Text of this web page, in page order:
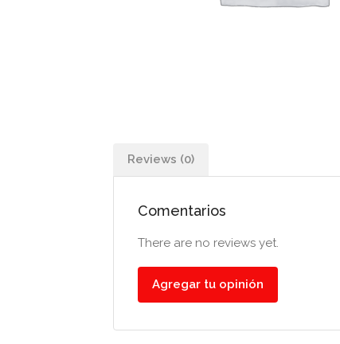
Reviews (0)
Comentarios
There are no reviews yet.
Agregar tu opinión